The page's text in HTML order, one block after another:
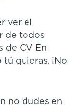
ver el
de todos
de CV En
quieras. ¡No
no dudes en